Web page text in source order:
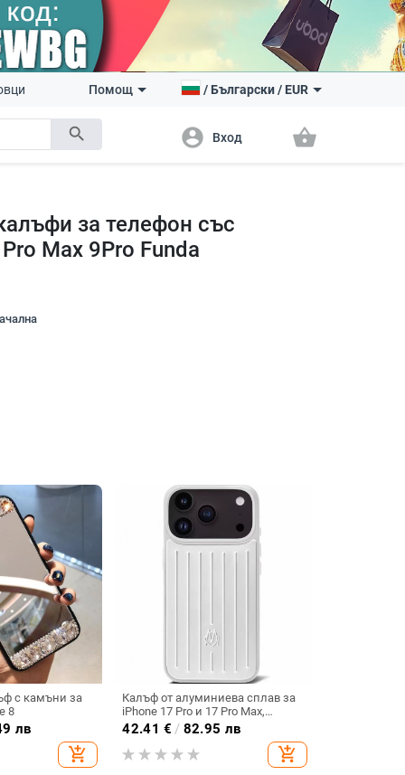
search
Помощ /Български/ EUR
account_circle Вход shopping_basket
за телефон със
Max 9Pro Funda
с камъни за
8
лв
add_shopping_cart
Калъф от алуминиева сплав за
iPhone 17 Pro и 17 Pro Max,
удароустойчив, магнитно
заключване, инжекционно
формован дизайн, възможност
42.41 € / 82.95 лв
add_shopping_cart